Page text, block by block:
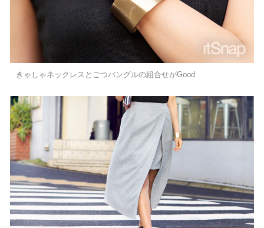
きゃしゃネックレスとごつバングルの組合せがGood